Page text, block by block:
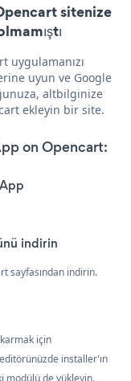
sitenize
uygulamanızı
uyun ve Google
altbilginize
ekleyin bir site.
on Opencart:
indirin
sayfasından indirin.
için
installer'ın
modülü de yükleyin.